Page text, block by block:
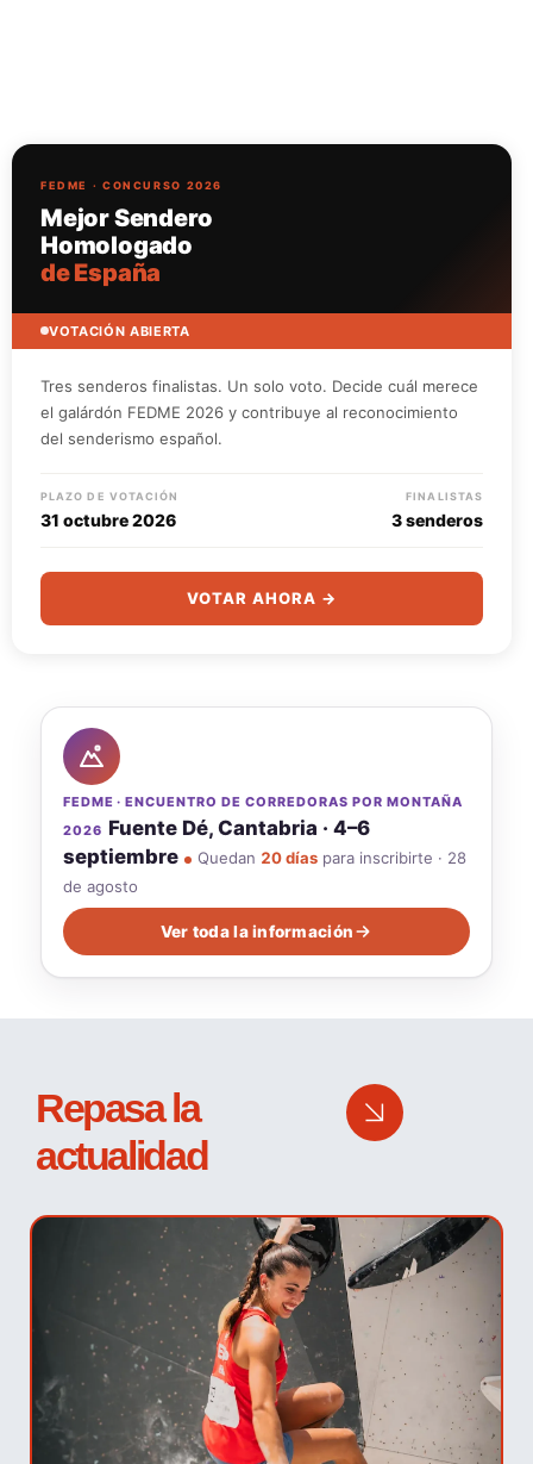
FEDME · CONCURSO 2026
Mejor Sendero
Homologado
de España
VOTACIÓN ABIERTA
Tres senderos finalistas. Un solo voto. Decide cuál merece
el galárdón FEDME 2026 y contribuye al reconocimiento
del senderismo español.
PLAZO DE VOTACIÓN
31 octubre 2026
FINALISTAS
3 senderos
VOTAR AHORA →
FEDME · ENCUENTRO DE CORREDORAS POR MONTAÑA
2026 Fuente Dé, Cantabria · 4–6
septiembre
Quedan 20 días para inscribirte · 28
de agosto
Ver toda la información
Repasa la
actualidad